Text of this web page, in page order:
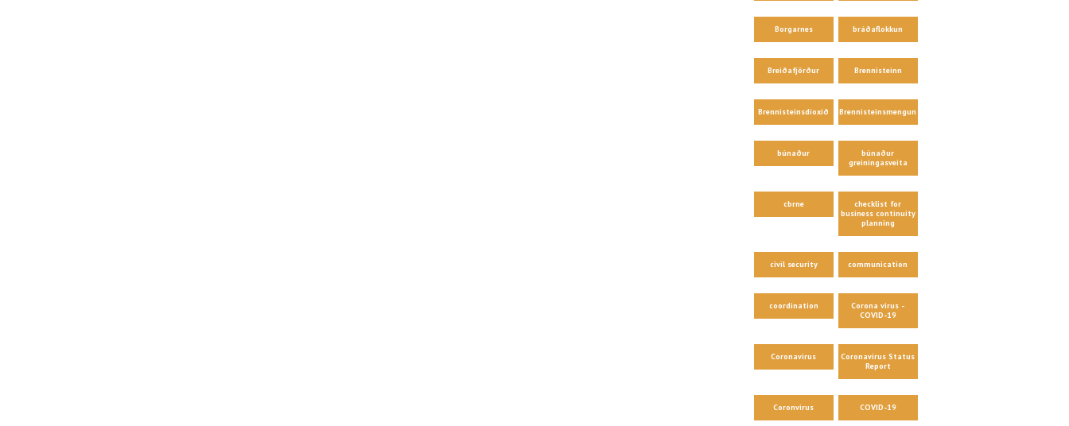
Borgarnes bráðaflokkun
Breiðafjörður Brennisteinn
Brennisteinsdíoxíð Brennisteinsmengun
búnaður
búnaður
greiningasveita
cbrne
checklist for
business continuity
planning
civil security communication
coordination
Corona virus -
COVID-19
Coronavirus
Coronavirus Status
Report
Coronvirus COVID-19